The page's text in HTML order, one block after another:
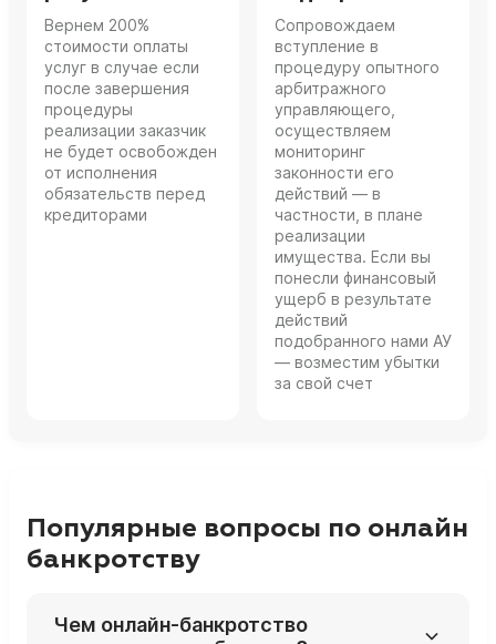
Вернем 200%
стоимости оплаты
услуг в случае если
после завершения
процедуры
реализации заказчик
не будет освобожден
от исполнения
обязательств перед
кредиторами
Сопровождаем
вступление в
процедуру опытного
арбитражного
управляющего,
осуществляем
мониторинг
законности его
действий — в
частности, в плане
реализации
имущества. Если вы
понесли финансовый
ущерб в результате
действий
подобранного нами АУ
— возместим убытки
за свой счет
Популярные вопросы по онлайн
банкротству
Чем онлайн‑банкротство